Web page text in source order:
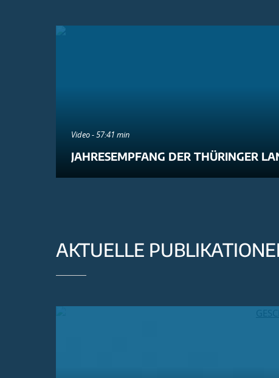
Video - 57:41 min
JAHRESEMPFANG DER THÜRINGER
AKTUELLE